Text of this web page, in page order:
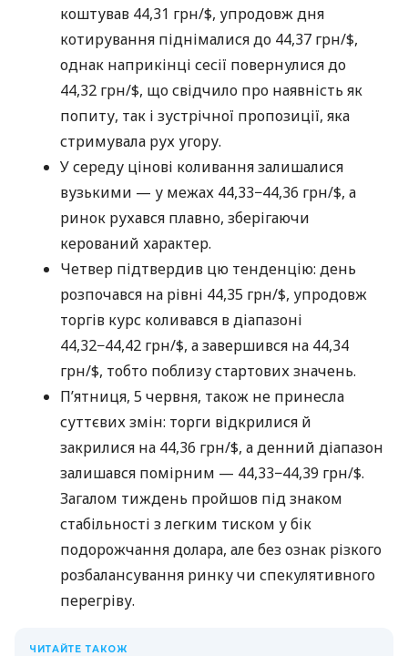
коштував 44,31 грн/$, упродовж дня
котирування піднімалися до 44,37 грн/$,
однак наприкінці сесії повернулися до
44,32 грн/$, що свідчило про наявність як
попиту, так і зустрічної пропозиції, яка
стримувала рух угору.
У середу цінові коливання залишалися
вузькими — у межах 44,33−44,36 грн/$, а
ринок рухався плавно, зберігаючи
керований характер.
Четвер підтвердив цю тенденцію: день
розпочався на рівні 44,35 грн/$, упродовж
торгів курс коливався в діапазоні
44,32−44,42 грн/$, а завершився на 44,34
грн/$, тобто поблизу стартових значень.
П’ятниця, 5 червня, також не принесла
суттєвих змін: торги відкрилися й
закрилися на 44,36 грн/$, а денний діапазон
залишався помірним — 44,33−44,39 грн/$.
Загалом тиждень пройшов під знаком
стабільності з легким тиском у бік
подорожчання долара, але без ознак різкого
розбалансування ринку чи спекулятивного
перегріву.
ЧИТАЙТЕ ТАКОЖ